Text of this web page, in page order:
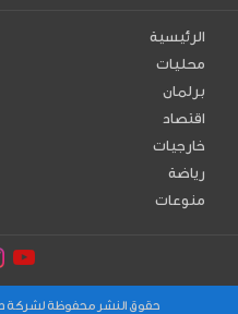
الرئيسية
محليات
برلمان
اقتصاد
خارجيات
رياضة
منوعات
حقوق النشر محفوظة لشركة دار